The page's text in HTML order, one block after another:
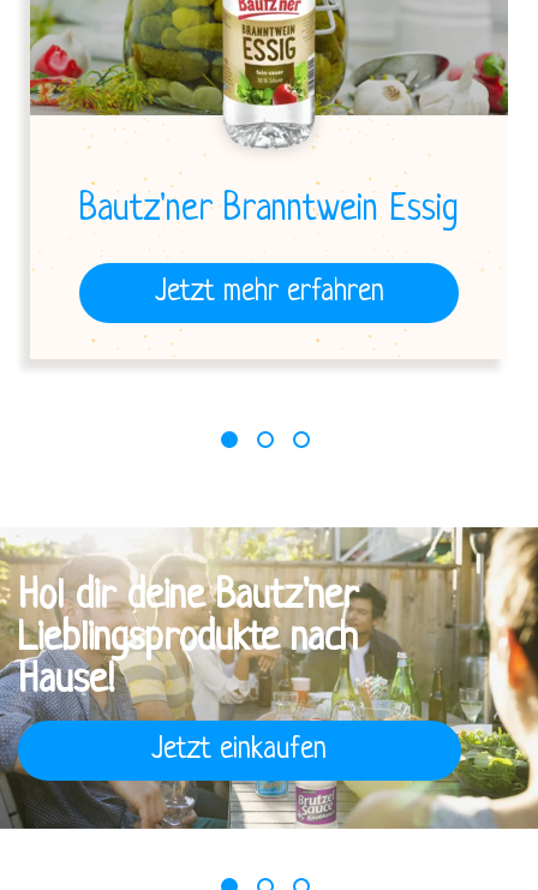
Bautz'ner Branntwein Essig
Jetzt mehr erfahren
1 2 3
Hol dir deine Bautz'ner
Lieblingsprodukte nach
Hause!
Jetzt einkaufen